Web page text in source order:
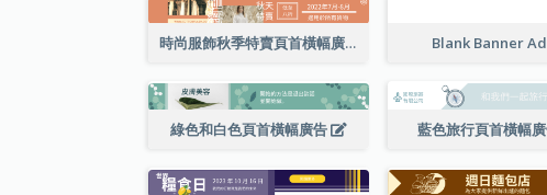
時尚服飾秋季特賣頁首橫幅廣告 Blank Banner Ad
綠色和白色頁首橫幅廣告 藍色旅行頁首橫幅